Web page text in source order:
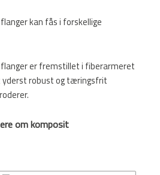
kan fås i forskellige
flanger er fremstillet i fiberarmeret
robust og tæringsfrit
om komposit